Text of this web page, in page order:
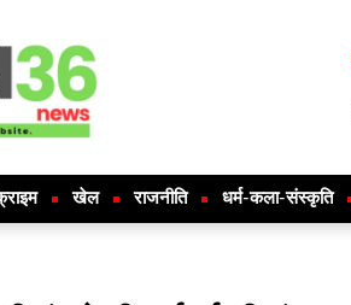
खेल राजनीति धर्म-कला-संस्कृति